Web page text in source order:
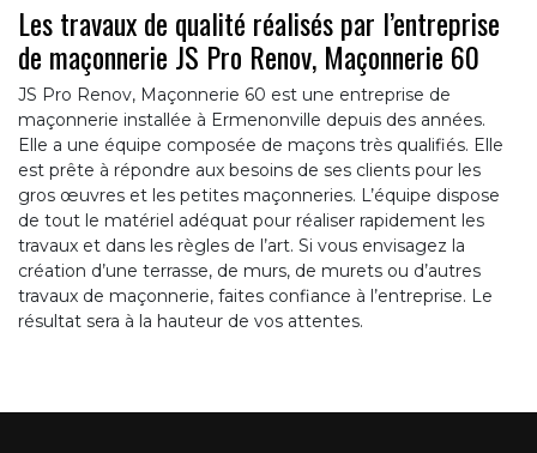
Les travaux de qualité réalisés par l’entreprise
de maçonnerie JS Pro Renov, Maçonnerie 60
JS Pro Renov, Maçonnerie 60 est une entreprise de
maçonnerie installée à Ermenonville depuis des années.
Elle a une équipe composée de maçons très qualifiés. Elle
est prête à répondre aux besoins de ses clients pour les
gros œuvres et les petites maçonneries. L’équipe dispose
de tout le matériel adéquat pour réaliser rapidement les
travaux et dans les règles de l’art. Si vous envisagez la
création d’une terrasse, de murs, de murets ou d’autres
travaux de maçonnerie, faites confiance à l’entreprise. Le
résultat sera à la hauteur de vos attentes.